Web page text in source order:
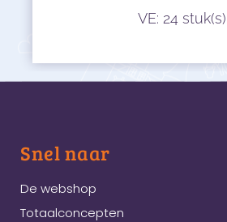
VE: 24 stuk(s)
Snel naar
De webshop
Totaalconcepten